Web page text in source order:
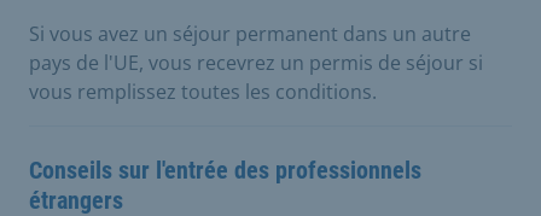
Si vous avez un séjour permanent dans un autre
pays de l'UE, vous recevrez un permis de séjour si
vous remplissez toutes les conditions.
Conseils sur l'entrée des professionnels
étrangers